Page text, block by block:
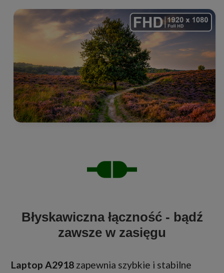
Błyskawiczna łączność - bądź
zawsze w zasięgu
Laptop A2918 zapewnia szybkie i stabilne